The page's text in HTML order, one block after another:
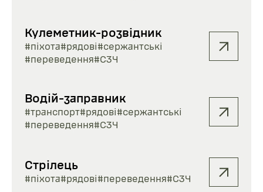
Кулеметник-розвідник
#піхота#рядові#сержантські
#переведення#СЗЧ
Водій-заправник
#транспорт#рядові#сержантські
#переведення#СЗЧ
Стрілець
#піхота#рядові#переведення#СЗЧ